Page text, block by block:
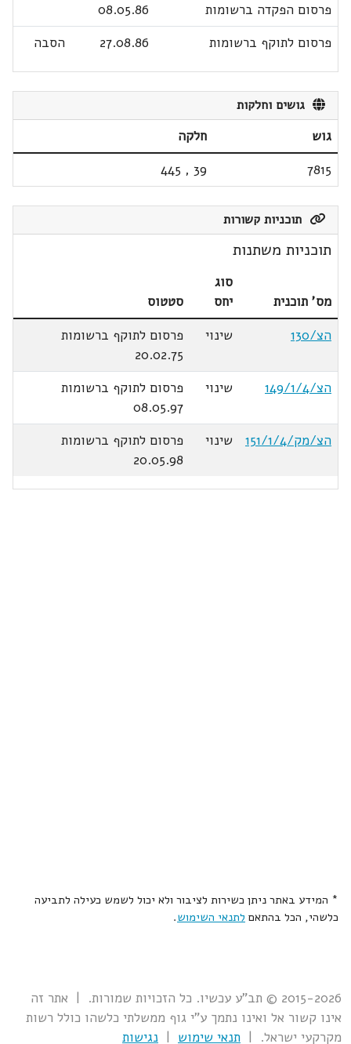
פרסום הפקדה ברשומות
08.05.86
פרסום לתוקף ברשומות
27.08.86 הסבה
גושים וחלקות
גוש
חלקה
7815
39
,
445
תוכניות קשורות
תוכניות משתנות
מס' תוכנית
סוג
יחס
סטטוס
הצ/130
שינוי
פרסום לתוקף ברשומות
20.02.75
הצ/149/1/4
שינוי
פרסום לתוקף ברשומות
08.05.97
הצ/מק/151/1/4
שינוי
פרסום לתוקף ברשומות
20.05.98
* המידע באתר ניתן כשירות לציבור ולא יכול לשמש כעילה לתביעה
כלשהי, הכל בהתאם לתנאי השימוש.
2015-2026 © תב"ע עכשיו. כל הזכויות שמורות. | אתר זה
אינו קשור אל ואינו נתמך ע"י גוף ממשלתי כלשהו כולל רשות
מקרקעי ישראל. | תנאי שימוש | נגישות